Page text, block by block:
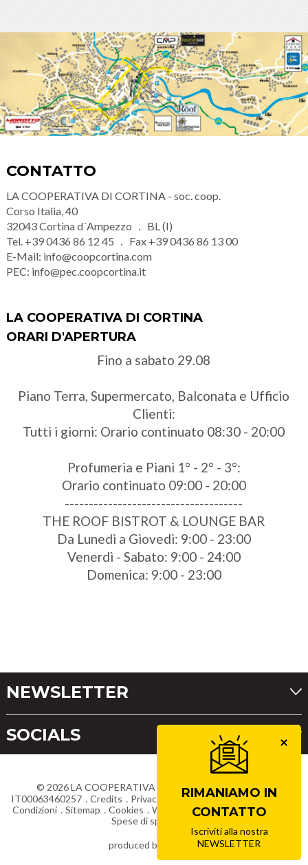
CONTATTO
LA COOPERATIVA DI CORTINA - soc. coop.
Corso Italia, 40
32043Cortina d´Ampezzo
BL (I)
Tel. +39 0436 86 12 45 Fax +39 0436 86 13 00
E-Mail: info@coopcortina.com
PEC: info@pec.coopcortina.it
LA COOPERATIVA DI CORTINA
ORARI D'APERTURA
Fino a sabato 29.08
Piano Terra, Supermercato, Balconata e Ufficio
Clienti:
Tutti i giorni: Orario continuato 08:30 - 20:00
Profumeria e Piani 1° - 2° - 3°:
Orario continuato 09:00 - 20:00
-------------------------------------
THE ROOF BISTROT & LOUNGE BAR
Da Lunedì a Giovedì: 9:00 - 23:00
Venerdì - Sabato: 9:00 - 24:00
Domenica: 9:00 - 23:00
NEWSLETTER
SOCIALS
© 2026LA COOPERATIVA DI CORTINA
Partita IVA
IT00063460257
Credits Privacy
Dichiarazione di accessibilità
Condizioni
Sitemap Cookies Whistleblowing
Lavora con noi
Spese di spedizione
produced by
RIMANIAMO IN
CONTATTO
Iscriviti alla nostra
NEWSLETTER